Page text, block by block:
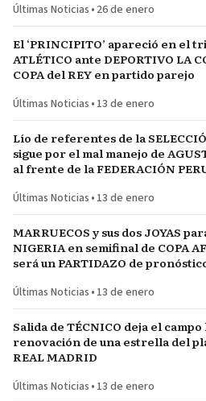
Últimas Noticias • 26 de enero
El ‘PRINCIPITO’ apareció en el
ATLÉTICO ante DEPORTIVO LA
COPA del REY en partido parejo
Últimas Noticias • 13 de enero
Lío de referentes de la
sigue por el mal manejo de
al frente de la FEDERACIÓN
Últimas Noticias • 13 de enero
MARRUECOS y sus dos JOYAS
NIGERIA en semifinal de COPA
será un PARTIDAZO de
Últimas Noticias • 13 de enero
Salida de TÉCNICO deja el
renovación de una estrella del
REAL MADRID
Últimas Noticias • 13 de enero